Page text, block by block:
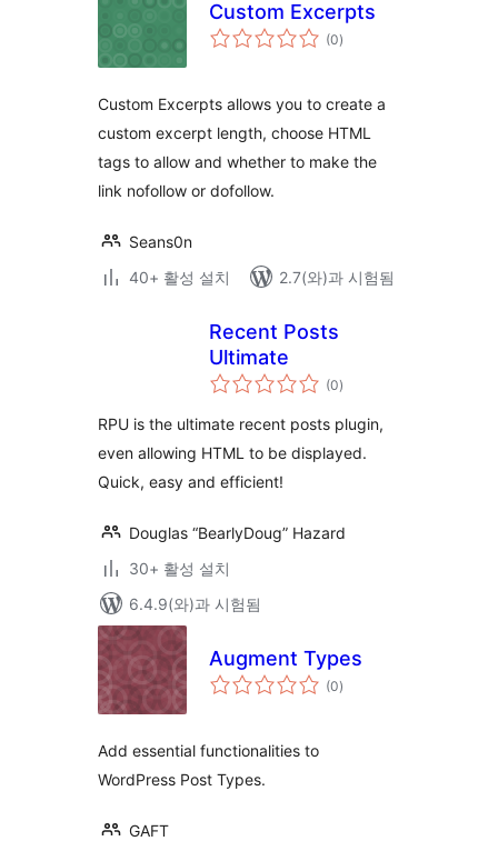
Custom Excerpts
(0전
체)
Custom Excerpts allows you to create a
custom excerpt length, choose HTML
tags to allow and whether to make the
link nofollow or dofollow.
Seans0n
40+ 활성 설치
2.7(와)과 시험됨
Recent Posts
Ultimate
(0전
체
점
)
RPU is the ultimate recent posts plugin,
even allowing HTML to be displayed.
Quick, easy and efficient!
Douglas “BearlyDoug” Hazard
30+ 활성 설치
6.4.9(와)과 시험됨
Augment Types
(0전
체)
Add essential functionalities to
WordPress Post Types.
GAFT